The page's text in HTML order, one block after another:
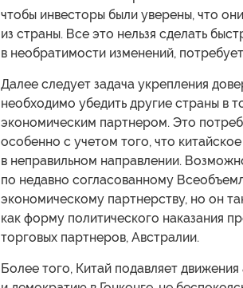
чтобы инвесторы были уверены, что
из страны. Все это нельзя сделать
в необратимости изменений,
Далее следует задача укрепления
необходимо убедить другие страны в
экономическим партнером. Это
особенно с учетом того, что
в неправильном направлении.
по недавно согласованному
экономическому партнерству, но он
как форму политического наказания
торговых партнеров, Австралии.
Более того, Китай подавляет